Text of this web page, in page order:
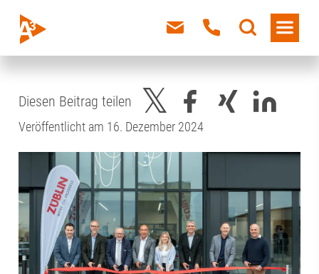
Diesen Beitrag teilen
Veröffentlicht am 16. Dezember 2024